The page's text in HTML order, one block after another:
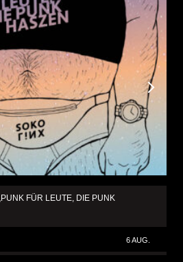
FÜR LEUTE, DIE PUNK
6 AUG.